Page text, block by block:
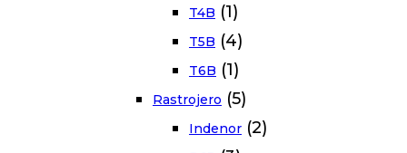
T4B (1)
T5B (4)
T6B (1)
Rastrojero (5)
Indenor (2)